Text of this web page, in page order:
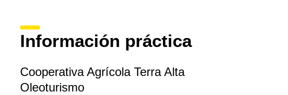
Información práctica
Cooperativa Agrícola Terra Alta
Oleoturismo